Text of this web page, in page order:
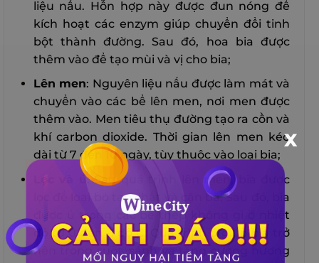
liệu nấu. Hỗn hợp này được đun nóng để
kích hoạt các enzym giúp chuyển đổi tinh
bột thành đường. Sau đó, hoa bia được
thêm vào để tạo mùi và vị cho bia;
Lên men: Nguyên liệu nấu được làm mát và
chuyển vào các bể lên men, nơi men được
thêm vào. Men tiêu thụ đường tạo ra cồn và
khí carbon dioxide. Thời gian lên men kéo
dài từ 7 đến 10 ngày, tùy thuộc vào loại bia;
Lọc và ủ: Sau quá trình lên men, bia được
lọc để loại bỏ tạp chất và cặn bã. Sau đó, bia
được ủ trong các bể thép không gỉ ở nhiệt
độ từ 0 đến -1 độ C. Quá trình ủ giúp bia trở
nên trong suốt, sánh và tăng cường hương
X